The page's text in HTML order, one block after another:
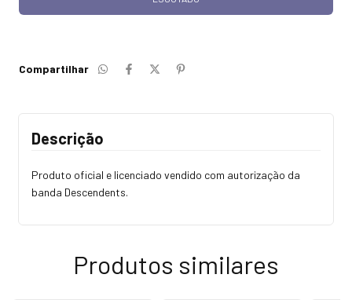
Compartilhar
Descrição
Produto oficial e licenciado vendido com autorização da
banda Descendents.
Produtos similares